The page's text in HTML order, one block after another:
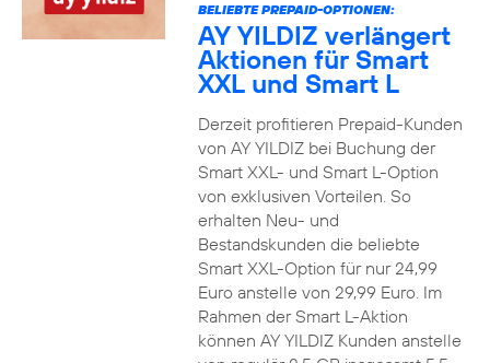
BELIEBTE PREPAID-OPTIONEN:
AY YILDIZ verlängert
Aktionen für Smart
XXL und Smart L
Derzeit profitieren Prepaid-Kunden
von AY YILDIZ bei Buchung der
Smart XXL- und Smart L-Option
von exklusiven Vorteilen. So
erhalten Neu- und
Bestandskunden die beliebte
Smart XXL-Option für nur 24,99
Euro anstelle von 29,99 Euro. Im
Rahmen der Smart L-Aktion
können AY YILDIZ Kunden anstelle